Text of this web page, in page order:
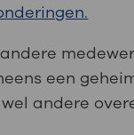
een
andere